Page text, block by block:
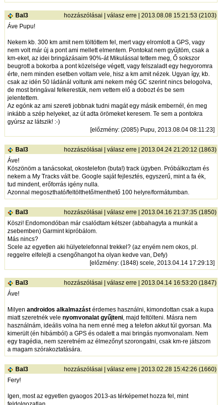
Bal3 hozzászólásai |válasz erre | 2013.08.08 15:21:53 (2103)
Áve Pupu!
Nekem kb. 300 km amit nem töltöttem fel, mert vagy elromlott a GPS, vagy
nem volt már új a pont ami mellett elmentem. Pontokat nem gyűjtöm, csak a
km-eket, az idei bringázásaim 90%-át Mikulással tettem meg, Ő sokszor
beugrott a bokorba a pont közelsége végett, vagy felszaladt egy hegyoromra
érte, nem minden esetben voltam vele, hisz a km amit nézek. Ugyan így, kb.
csak az idén 50 ládánál voltunk ami nekem még GC szerint nincs belogolva,
de most bringával felkerestük, nem vettem elő a dobozt és be sem
jelentettem.
Az egónk az ami szereti jobbnak tudni magát egy másik embernél, én meg
inkább a szép helyeket, az út adta örömeket keresem. Te sem a pontokra
gyúrsz az látszik! :-)
[előzmény: (2085) Pupu, 2013.08.04 08:11:23]
Bal3 hozzászólásai |válasz erre | 2013.04.24 21:20:12 (1863)
Áve!
Köszönöm a tanácsokat, okostelefon (buta!) track ügyben. Próbálkoztam és
nekem a My Tracks vált be. Google saját fejlesztés, egyszerű, mint a fa ék,
tud mindent, erőforrás igény nulla.
Azonnal megosztható/feltölthető/menthető 100 helyre/formátumban.
Bal3 hozzászólásai |válasz erre | 2013.04.16 21:37:35 (1850)
Köszi! Endomondóban már csalódtam kétszer (abbahagyta a munkát a
zsebemben) Garmint kipróbálom.
Más nincs?
Scele az egyetlen aki hülyetelefonnal trekkel? (az enyém nem okos, pl.
reggelre elfelejti a csengőhangot ha olyan kedve van, Defy)
[előzmény: (1848) scele, 2013.04.14 17:29:13]
Bal3 hozzászólásai |válasz erre | 2013.04.14 16:53:20 (1847)
Áve!
Milyenandroidos alkalmazást érdemes használni, kimondottan csak a kupa
miatt szeretnék velenyomvonalat gyűjteni, majd feltölteni. Másra nem
használnám, ideális volna ha nem enné meg a telefon akkut túl gyorsan. Ma
kimerült (én hibámból) a GPS és odalett a mai bringás nyomvonalam. Nem
egy tragédia, nem szeretném az élmezőnyt szorongatni, csak km-re játszom
a magam szórakoztatására.
Bal3 hozzászólásai |válasz erre | 2013.02.28 15:42:26 (1660)
Fery!
Igen, most az egyetlen gyaogos 2013-as térképemet hozza fel, mint